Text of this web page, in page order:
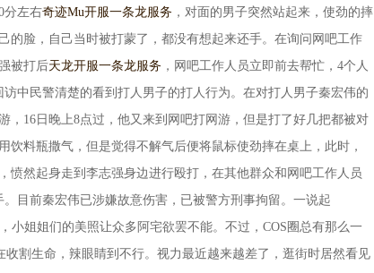
分左右奇迹Mu开服一条龙服务 ，对面的男子突然站起来，使劲的摔
的脸，自己当时被打蒙了，都没有想起来还手。在询问网吧工作
被打后天龙开服一条龙服务 ，网吧工作人员立即前去帮忙，4个人
中民警清楚的看到打人男子的打人行为。在对打人男子秦宏伟的
，16日晚上8点过，他又来到网吧打网游，但是打了好几把都被对
料瓶撒气，但是觉得不解气后便将鼠标使劲摔在桌上，此时，
愤然起身走到李志强身边进行殴打，在其他群众和网吧工作人员
目前秦宏伟已涉嫌故意伤害，已被警方刑事拘留。一说起
小姐姐们的美照让众多阿宅欲罢不能。不过，COS圈总有那么一
割生命，辣眼睛到不行。视力最近越来越差了，逛街时居然看见